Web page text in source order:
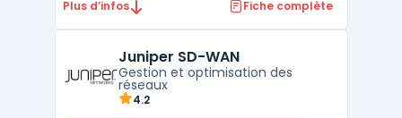
performances applicatives et leur sécurité.
et d'assurer une connectivité efficace
entre les sites distan ...
Plus d’infos Fiche complète
Juniper SD-WAN
Gestion et optimisation des
réseaux
4.2